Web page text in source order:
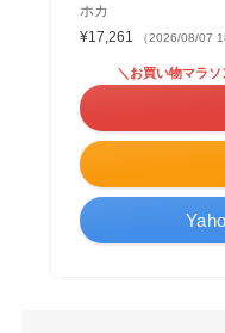
ホカ
¥17,261
（2026/08/07
＼お買い物マラ